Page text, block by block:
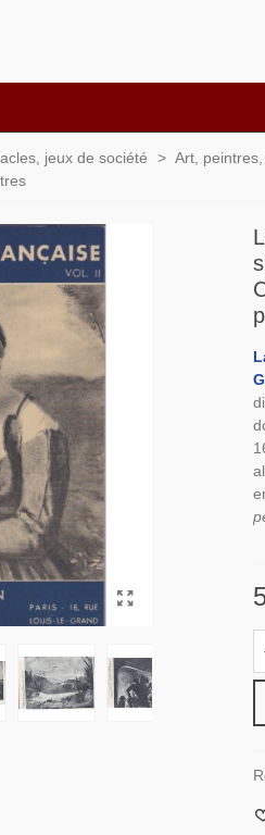
jeux de société > Art,